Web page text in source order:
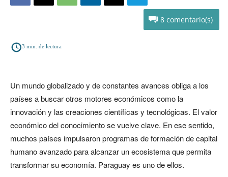
8
3 min. de lectura
Un mundo globalizado y de constantes avances obliga a los
países a buscar otros motores económicos como la
innovación y las creaciones científicas y tecnológicas. El valor
económico del conocimiento se vuelve clave. En ese sentido,
muchos países impulsaron programas de formación de capital
humano avanzado para alcanzar un ecosistema que permita
transformar su economía. Paraguay es uno de ellos.